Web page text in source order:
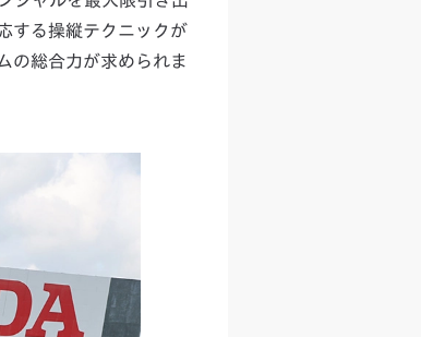
する操縦テクニックが
の総合力が求められま